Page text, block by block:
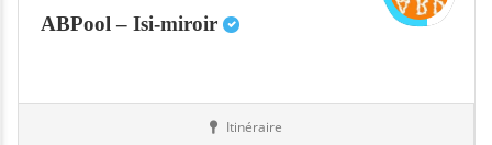
ABPool – Isi-miroir
Itinéraire